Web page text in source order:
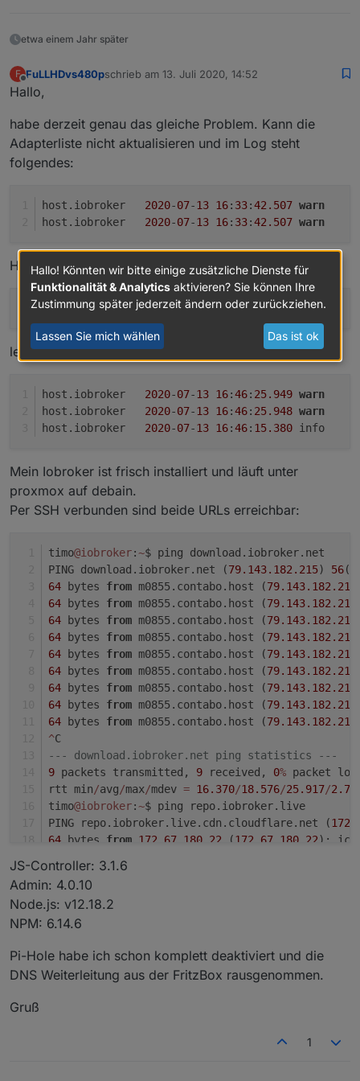
etwa einem Jahr später
F
Offline
FuLLHDvs480pschrieb am 13. Juli 2020, 14:52
zuletzt editiert von
Hallo,
habe derzeit genau das gleiche Problem. Kann die
Adapterliste nicht aktualisieren und im Log steht
folgendes:
2020-07-13 16: 33:42.507 warn
2020-07-13 16: 33:42.507 warn
Habe dann noch diese getestet:
http://repo.iobroker.live/sources-dist.json
leider das selbe Problem:
2020-07-13 16:46: 25.949 warn
2020-07-13 16:46: 25.948 warn
2020-07-13 16:46: 15.380
Mein Iobroker ist frisch installiert und läuft unter
proxmox auf debain.
Per SSH verbunden sind beide URLs erreichbar:
timo@iobroker:~$ ping download.iobroker.net
PING download.iobroker.net (79.143.182.215) 56(
64 bytes from m0855.contabo.host (79.143.182.215
64 bytes from m0855.contabo.host (79.143.182.215
64 bytes from m0855.contabo.host (79.143.182.215
64 bytes from m0855.contabo.host (79.143.182.215
64 bytes from m0855.contabo.host (79.143.182.215
64 bytes from m0855.contabo.host (79.143.182.215
64 bytes from m0855.contabo.host (79.143.182.215
64 bytes from m0855.contabo.host (79.143.182.215
64 bytes from m0855.contabo.host (79.143.182.215
^C
--- download.iobroker.net ping statistics ---
9 packets transmitted, 9 received, 0% packet
rtt min/avg/max/mdev = 16.370/18.576/25.917/
timo@iobroker:~$ ping repo.iobroker.live
PING repo.iobroker.live.cdn.cloudflare.net (
64 bytes from 172.67 .180 .22 (172.67 .180 .22):
64 bytes from
64 bytes
64 bytes from
64 bytes
64 bytes from 172.67.180.22 (172.67.180.22):
64 bytes from 172.67.180.22 (172.67.180.22):
22.225/23.844
JS-Controller: 3.1.6
Admin: 4.0.10
Node.js: v12.18.2
NPM: 6.14.6
Pi-Hole habe ich schon komplett deaktiviert und die
DNS Weiterleitung aus der FritzBox rausgenommen.
Gruß
1
Hallo! Könnten wir bitte einige zusätzliche Dienste für
Funktionalität & Analytics aktivieren? Sie können Ihre
Zustimmung später jederzeit ändern oder zurückziehen.
Lassen Sie mich wählen Das ist ok